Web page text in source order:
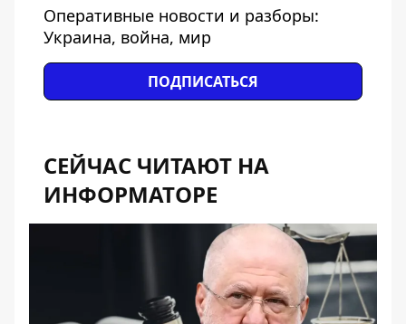
Оперативные новости и разборы:
Украина, война, мир
ПОДПИСАТЬСЯ
СЕЙЧАС ЧИТАЮТ НА
ИНФОРМАТОРЕ